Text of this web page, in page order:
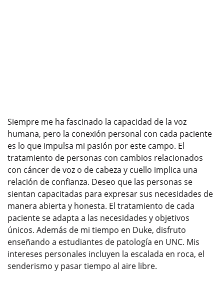
Siempre me ha fascinado la capacidad de la voz
humana, pero la conexión personal con cada paciente
es lo que impulsa mi pasión por este campo. El
tratamiento de personas con cambios relacionados
con cáncer de voz o de cabeza y cuello implica una
relación de confianza. Deseo que las personas se
sientan capacitadas para expresar sus necesidades de
manera abierta y honesta. El tratamiento de cada
paciente se adapta a las necesidades y objetivos
únicos. Además de mi tiempo en Duke, disfruto
enseñando a estudiantes de patología en UNC. Mis
intereses personales incluyen la escalada en roca, el
senderismo y pasar tiempo al aire libre.